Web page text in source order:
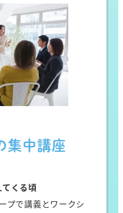
集中講座
てくる頃
プで講義とワークシ